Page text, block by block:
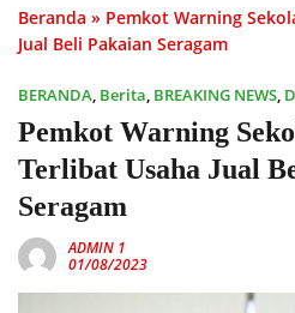
Beranda » Pemkot Warning
Jual Beli Pakaian Seragam
BERANDA, Berita, BREAKING NEWS,
Pemkot Warning
Terlibat Usaha Jual
Seragam
ADMIN 1
01/08/2023